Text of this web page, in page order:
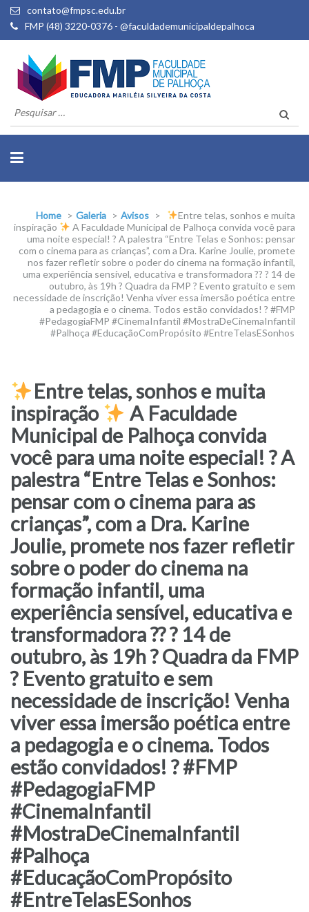
contato@fmpsc.edu.br
FMP (48) 3220-0376 - @faculdademunicipaldepalhoca
Pesquisar
por:
Home > Galeria > Avisos >
Entre telas, sonhos e muita
inspiração
A Faculdade Municipal de Palhoça convida você para
uma noite especial! ? A palestra “Entre Telas e Sonhos: pensar
com o cinema para as crianças”, com a Dra. Karine Joulie, promete
nos fazer refletir sobre o poder do cinema na formação infantil,
uma experiência sensível, educativa e transformadora ?? ? 14 de
outubro, às 19h ? Quadra da FMP ? Evento gratuito e sem
necessidade de inscrição! Venha viver essa imersão poética entre
a pedagogia e o cinema. Todos estão convidados! ? #FMP
#PedagogiaFMP #CinemaInfantil #MostraDeCinemaInfantil
#Palhoça #EducaçãoComPropósito #EntreTelasESonhos
Entre telas, sonhos e muita
inspiração
A Faculdade
Municipal de Palhoça convida
você para uma noite especial! ?A
palestra “Entre Telas e Sonhos:
pensar com o cinema para as
crianças”, com a Dra. Karine
Joulie, promete nos fazer refletir
sobre o poder do cinema na
formação infantil, uma
experiência sensível, educativa e
transformadora ?? ? 14 de
outubro, às 19h ? Quadra da FMP
?Evento gratuito e sem
necessidade de inscrição! Venha
viver essa imersão poética entre
a pedagogia e o cinema. Todos
estão convidados! ? #FMP
#PedagogiaFMP
#CinemaInfantil
#MostraDeCinemaInfantil
#Palhoça
#EducaçãoComPropósito
#EntreTelasESonhos